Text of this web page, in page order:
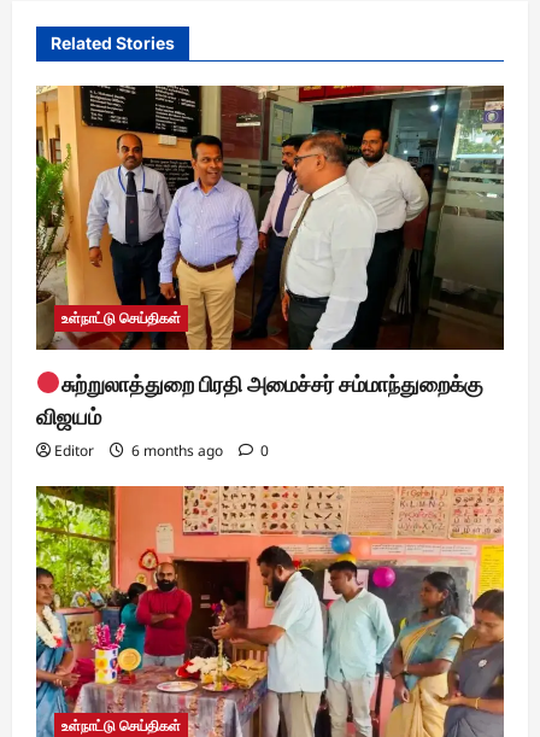
i
o
n
Related Stories
உள்நாட்டு செய்திகள்
சுற்றுலாத்துறை பிரதி அமைச்சர் சம்மாந்துறைக்கு
விஜயம்
Editor 6 months ago 0
உள்நாட்டு செய்திகள்